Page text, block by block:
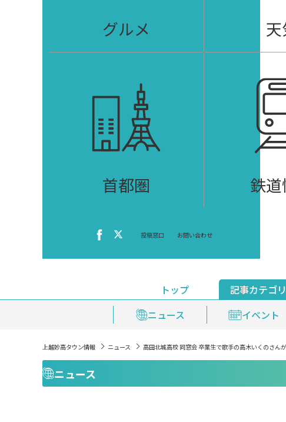
グルメ
首都圏 鉄
投稿窓口 お問い合わせ
トップ
記事カテゴ
ニュース
イベント
おくやみ情報
ライ
上越妙高タウン情報 ニュース 高田北城高校 同窓会 卒業生で歌手の高木いくのさん
ニュース